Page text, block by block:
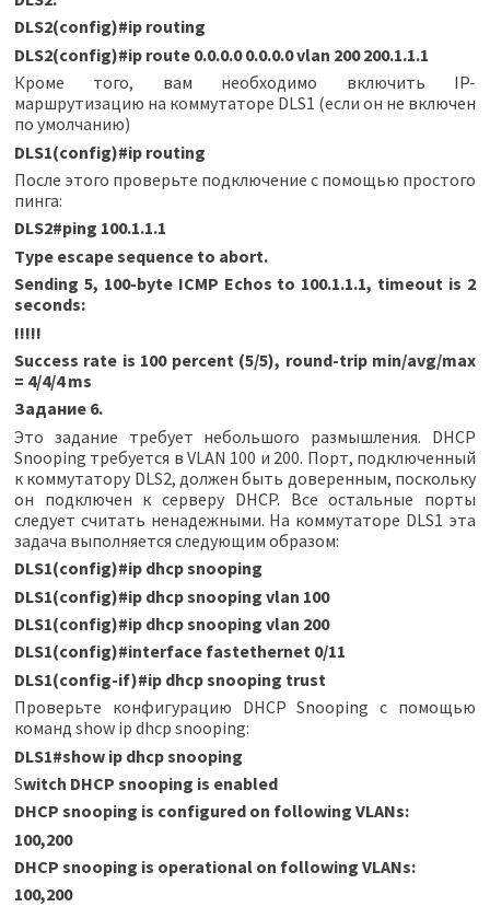
DLS2(config)#ip routing
DLS2(config)#ip route 0.0.0.0 0.0.0.0 vlan 200 200.1.1.1
Кроме того, вам необходимо включить IP-
маршрутизацию на коммутаторе DLS1 (если он не включен
по умолчанию)
DLS1(config)#ip routing
После этого проверьте подключение с помощью простого
пинга:
DLS2#ping 100.1.1.1
Type escape sequence to abort.
Sending 5, 100-byte ICMP Echos to 100.1.1.1, timeout is 2
seconds:
!!!!!
Success rate is 100 percent (5/5), round-trip min/avg/max
= 4/4/4 ms
Задание 6.
Это задание требует небольшого размышления. DHCP
Snooping требуется в VLAN 100 и 200. Порт, подключенный
к коммутатору DLS2, должен быть доверенным, поскольку
он подключен к серверу DHCP. Все остальные порты
следует считать ненадежными. На коммутаторе DLS1 эта
задача выполняется следующим образом:
DLS1(config)#ip dhcp snooping
DLS1(config)#ip dhcp snooping vlan 100
DLS1(config)#ip dhcp snooping vlan 200
DLS1(config)#interface fastethernet 0/11
DLS1(config-if)#ip dhcp snooping trust
Проверьте конфигурацию DHCP Snooping с помощью
команд show ip dhcp snooping:
DLS1#show ip dhcp snooping
Switch DHCP snooping is enabled
DHCP snooping is configured on following VLANs:
100,200
DHCP snooping is operational on following VLANs:
100,200